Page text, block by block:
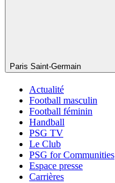
Paris Saint-Germain
Actualité
Football masculin
Football féminin
Handball
PSG TV
Le Club
PSG for Communities
Espace presse
Carrières